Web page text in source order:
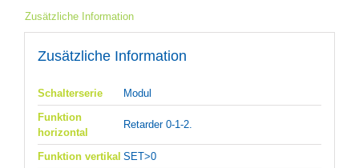
Zusätzliche Information
Zusätzliche Information
Schalterserie
Modul
Funktion
horizontal
Retarder 0-1-2.
Funktion vertikal SET>0